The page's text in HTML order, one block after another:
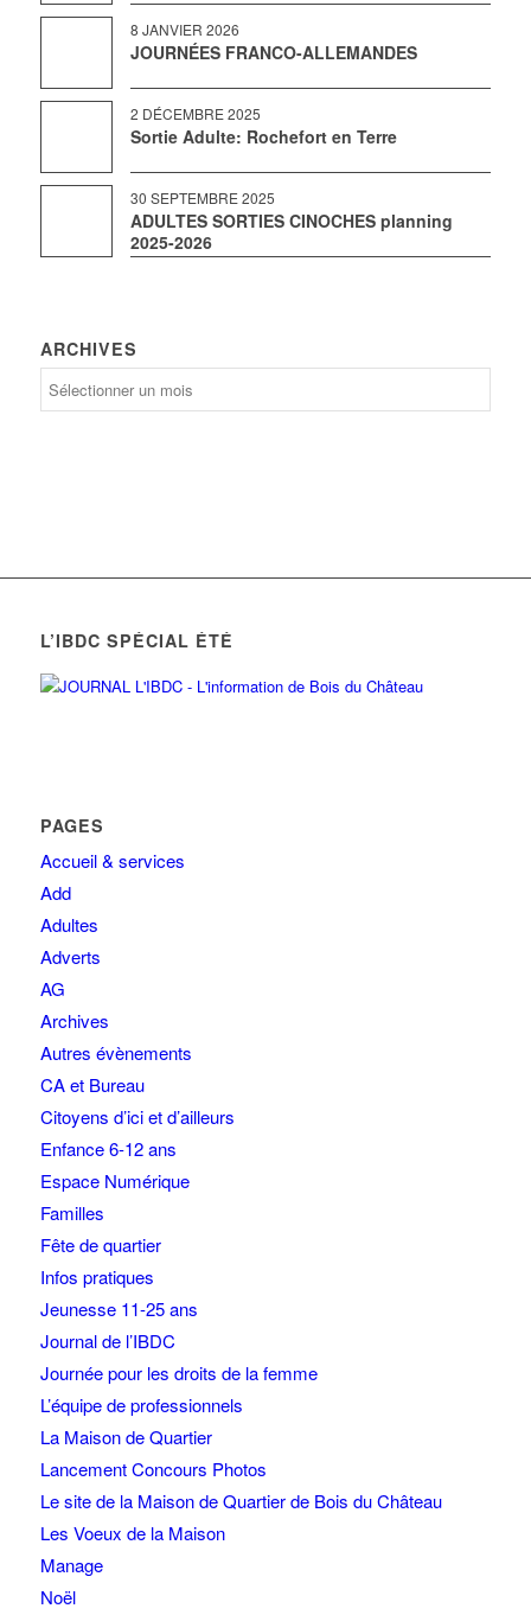
8 JANVIER 2026
JOURNÉES FRANCO-ALLEMANDES
2 DÉCEMBRE 2025
Sortie Adulte: Rochefort en Terre
30 SEPTEMBRE 2025
ADULTES SORTIES CINOCHES planning
2025-2026
ARCHIVES
L’IBDC SPÉCIAL ÉTÉ
PAGES
Accueil & services
Add
Adultes
Adverts
AG
Archives
Autres évènements
CA et Bureau
Citoyens d’ici et d’ailleurs
Enfance 6-12 ans
Espace Numérique
Familles
Fête de quartier
Infos pratiques
Jeunesse 11-25 ans
Journal de l’IBDC
Journée pour les droits de la femme
L’équipe de professionnels
La Maison de Quartier
Lancement Concours Photos
Le site de la Maison de Quartier de Bois du Château
Les Voeux de la Maison
Manage
Noël